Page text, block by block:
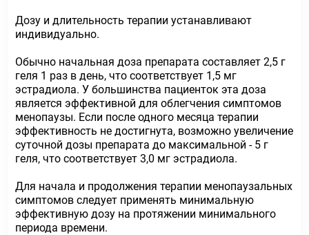
Дозу и длительность терапии устанавливают
индивидуально.
Обычно начальная доза препарата составляет 2,5 г
геля 1 раз в день, что соответствует 1,5 мг
эстрадиола. У большинства пациенток эта доза
является эффективной для облегчения симптомов
менопаузы. Если после одного месяца терапии
эффективность не достигнута, возможно увеличение
суточной дозы препарата до максимальной - 5 г
геля, что соответствует 3,0 мг эстрадиола.
Для начала и продолжения терапии менопаузальных
симптомов следует применять минимальную
эффективную дозу на протяжении минимального
периода времени.